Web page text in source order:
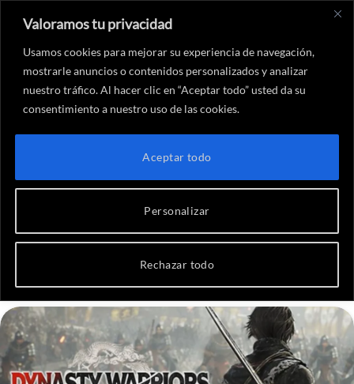
Valoramos tu privacidad
Usamos cookies para mejorar su experiencia de navegación,
mostrarle anuncios o contenidos personalizados y analizar
nuestro tráfico. Al hacer clic en “Aceptar todo” usted da su
consentimiento a nuestro uso de las cookies.
Personalizar
Rechazar todo
Aceptar todo
Inicio - Análisis - Análisis de Dynasty Warriors Origins en PS5
Análisis de Dynasty Warriors
Origins en PS5